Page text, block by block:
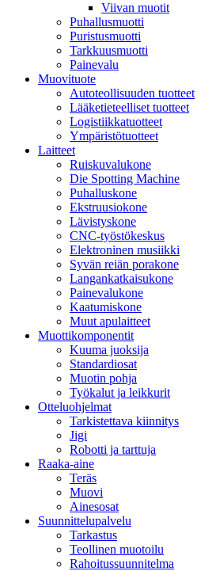
Viivan muotit
Puhallusmuotti
Puristusmuotti
Tarkkuusmuotti
Painevalu
Muovituote
Autoteollisuuden tuotteet
Lääketieteelliset tuotteet
Logistiikkatuotteet
Ympäristötuotteet
Laitteet
Ruiskuvalukone
Die Spotting Machine
Puhalluskone
Ekstruusiokone
Lävistyskone
CNC-työstökeskus
Elektroninen musiikki
Syvän reiän porakone
Langankatkaisukone
Painevalukone
Kaatumiskone
Muut apulaitteet
Muottikomponentit
Kuuma juoksija
Standardiosat
Muotin pohja
Työkalut ja leikkurit
Otteluohjelmat
Tarkistettava kiinnitys
Jigi
Robotti ja tarttuja
Raaka-aine
Teräs
Muovi
Ainesosat
Suunnittelupalvelu
Tarkastus
Teollinen muotoilu
Rahoitussuunnitelma